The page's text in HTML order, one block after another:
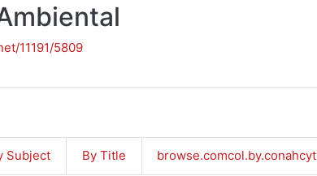
11191/5809
Subject By Title browse.comcol.by.conahcyt